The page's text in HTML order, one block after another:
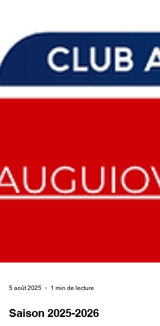
5 août 2025 1 min de lecture